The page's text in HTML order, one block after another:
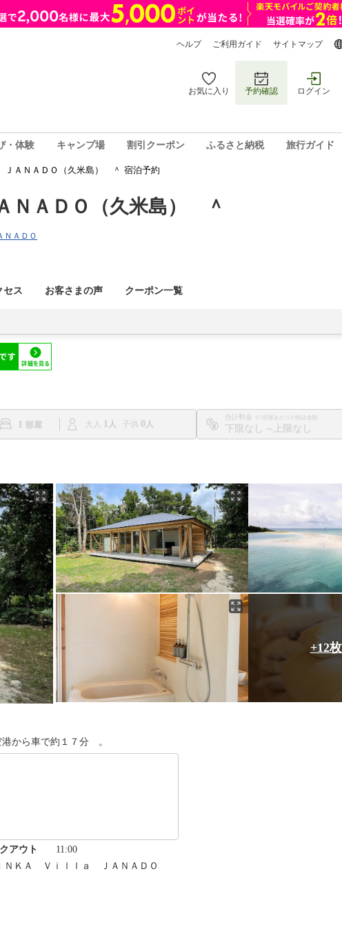
ヘルプ ご利用ガイド サイトマップ
お気に入り 予約確認 ログイン
・体験 キャンプ場 割引クーポン ふるさと納税 旅行ガイド
ＡＮＡＤＯ（久米島） ＾ 宿泊予約
ＮＡＤＯ（久米島） ＾
ＡＤＯ
セス お客さまの声 クーポン一覧
1 大人 1 子供 0
合計料金 ※1部屋あたりの税込金額
〜
+12
から車で約１７分 。
アウト
11:00
ＮＫＡ Ｖｉｌｌａ ＪＡＮＡＤＯ